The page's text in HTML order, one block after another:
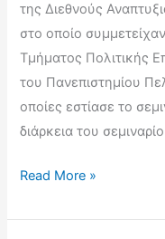
της Διεθνούς
στο οποίο
Τμήματος Πολιτικής
του Πανεπιστημίου
οποίες εστίασε το
διάρκεια του
Σεμινάριο
Συστήματος
Read More »